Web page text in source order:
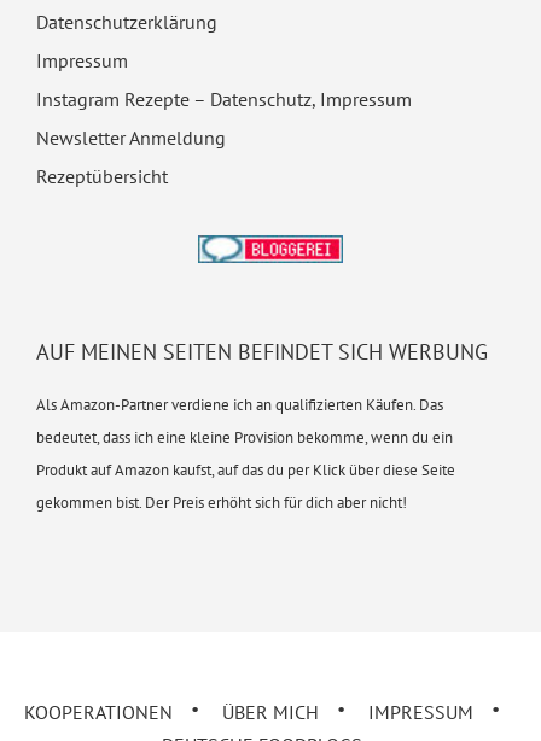
Datenschutzerklärung
Impressum
Instagram Rezepte – Datenschutz, Impressum
Newsletter Anmeldung
Rezeptübersicht
AUF MEINEN SEITEN BEFINDET SICH WERBUNG
Als Amazon-Partner verdiene ich an qualifizierten Käufen. Das
bedeutet, dass ich eine kleine Provision bekomme, wenn du ein
Produkt auf Amazon kaufst, auf das du per Klick über diese Seite
gekommen bist. Der Preis erhöht sich für dich aber nicht!
KOOPERATIONEN ÜBER MICH
IMPRESSUM